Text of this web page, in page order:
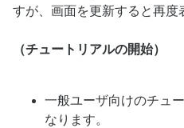
すが、画面を更新すると再度
（チュートリアルの開始）
一般ユーザ向けのチュ
なります。